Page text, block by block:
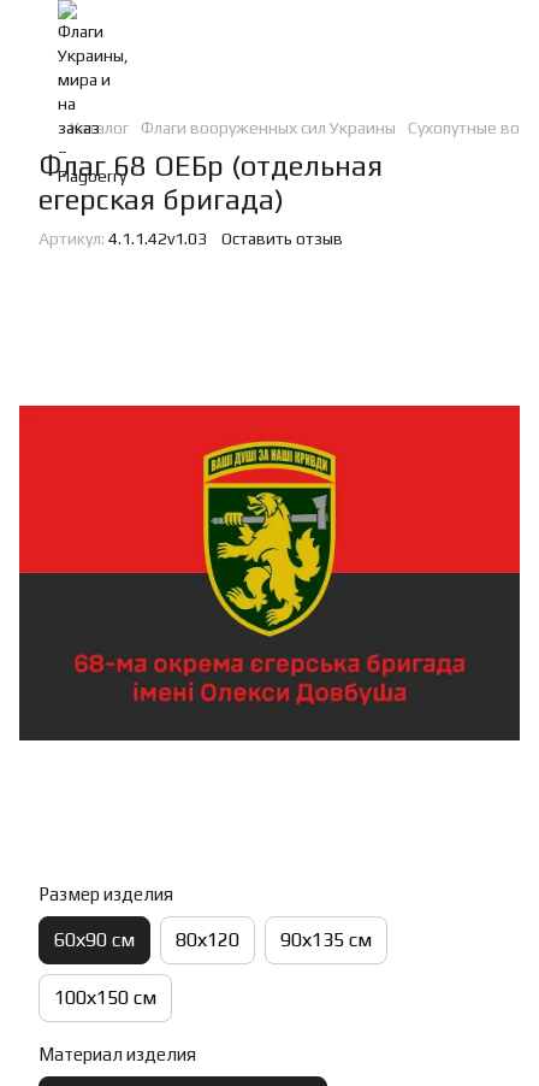
Каталог Флаги вооруженных сил Украины Сухопутные
Флаг 68 ОЕБр (отдельная
егерская бригада)
Артикул: 4.1.1.42v1.03 Оставить отзыв
Размер изделия
60х90 см 80х120 90х135 см
100х150 см
Материал изделия